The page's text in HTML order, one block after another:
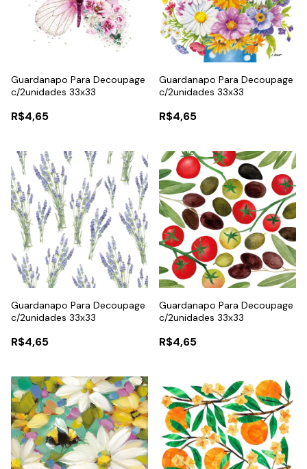
Guardanapo Para Decoupage
c/2unidades 33x33
R$4,65
Guardanapo Para Decoupage
c/2unidades 33x33
R$4,65
Guardanapo Para Decoupage
c/2unidades 33x33
R$4,65
Guardanapo Para Decoupage
c/2unidades 33x33
R$4,65